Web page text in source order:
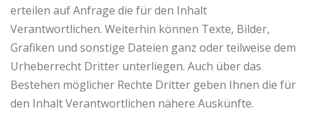
erteilen auf Anfrage die für den Inhalt
Verantwortlichen. Weiterhin können Texte, Bilder,
Grafiken und sonstige Dateien ganz oder teilweise dem
Urheberrecht Dritter unterliegen. Auch über das
Bestehen möglicher Rechte Dritter geben Ihnen die für
den Inhalt Verantwortlichen nähere Auskünfte.